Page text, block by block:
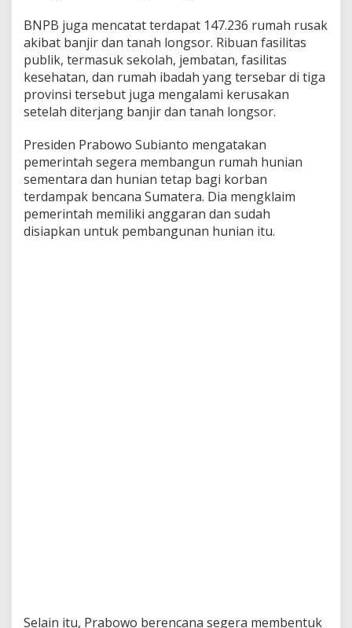
‎BNPB juga mencatat terdapat 147.236 rumah rusak
akibat banjir dan tanah longsor. Ribuan fasilitas
publik, termasuk sekolah, jembatan, fasilitas
kesehatan, dan rumah ibadah yang tersebar di tiga
provinsi tersebut juga mengalami kerusakan
setelah diterjang banjir dan tanah longsor.
‎Presiden Prabowo Subianto mengatakan
pemerintah segera membangun rumah hunian
sementara dan hunian tetap bagi korban
terdampak bencana Sumatera. Dia mengklaim
pemerintah memiliki anggaran dan sudah
disiapkan untuk pembangunan hunian itu.
Selain itu, Prabowo berencana segera membentuk